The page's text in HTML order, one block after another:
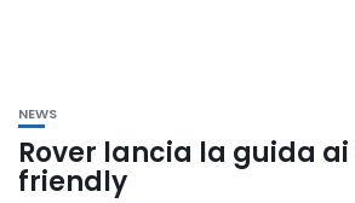
NEWS
Rover lancia la guida
friendly